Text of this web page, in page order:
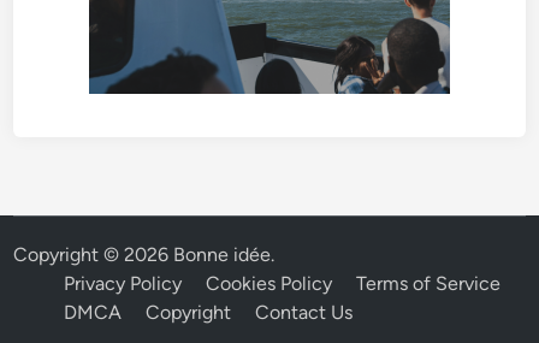
Copyright © 2026 Bonne idée.
Privacy Policy
Cookies Policy
Terms of Service
DMCA
Copyright Contact Us